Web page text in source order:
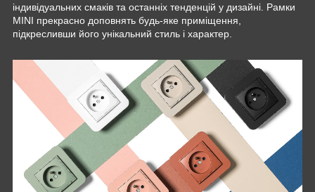
індивідуальних смаків та останніх тенденцій у дизайні. Рамки
MINI прекрасно доповнять будь-яке приміщення,
підкресливши його унікальний стиль і характер.